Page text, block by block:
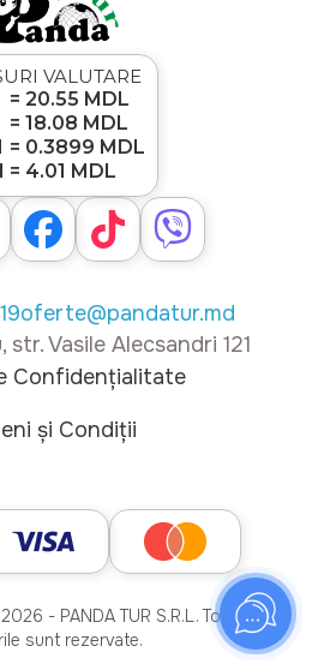
VALUTARE
= 20.55 MDL
= 18.08 MDL
= 0.3899 MDL
= 4.01 MDL
oferte@pandatur.md
str. Vasile Alecsandri 121
Confidențialitate
și Condiții
- PANDA TUR S.R.L. Toate
sunt rezervate.